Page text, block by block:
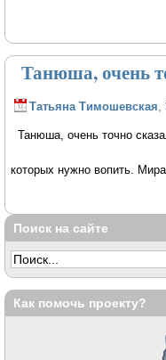
Танюша, очень
Татьяна Тимошевская
Танюша, очень точно
которых нужно вопить.
Поиск на сайте
Как помочь проекту?